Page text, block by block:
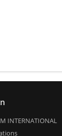
INTERNATIONAL